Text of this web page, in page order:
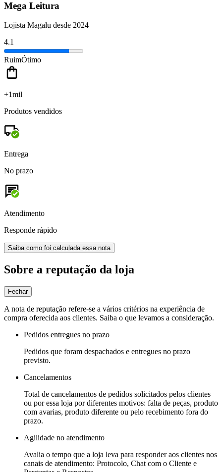
Mega Leitura
Lojista Magalu desde 2024
4.1
RuimÓtimo
+1mil
Produtos vendidos
Entrega
No prazo
Atendimento
Responde rápido
Saiba como foi calculada essa nota
Sobre a reputação da loja
Fechar
A nota de reputação refere-se a vários critérios na experiência de
compra oferecida aos clientes. Saiba o que levamos a consideração.
Pedidos entregues no prazo
Pedidos que foram despachados e entregues no prazo
previsto.
Cancelamentos
Total de cancelamentos de pedidos solicitados pelos clientes
ou por essa loja por diferentes motivos: falta de peças, produto
com avarias, produto diferente ou pelo recebimento fora do
prazo.
Agilidade no atendimento
Avalia o tempo que a loja leva para responder aos clientes nos
canais de atendimento: Protocolo, Chat com o Cliente e